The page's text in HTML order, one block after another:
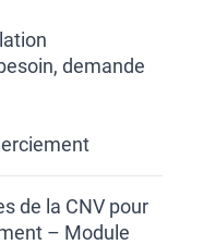
demande
de la CNV pour
– Module